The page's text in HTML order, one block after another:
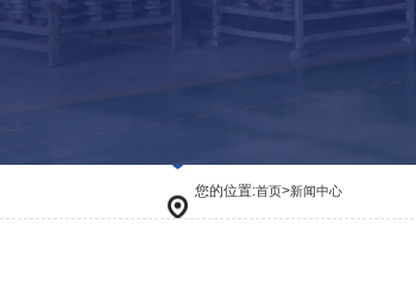
您的位置:首页>新闻中心